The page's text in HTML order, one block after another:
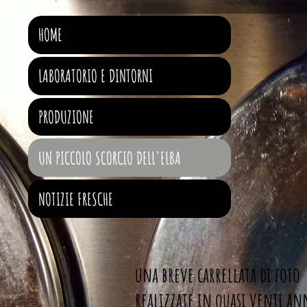
HOME
LABORATORIO E DINTORNI
PRODUZIONE
UN PICCOLO SCORCIO DELL'ELBA
NOTIZIE FRESCHE
una breve carrellata di foto
realizzate in quasi venti